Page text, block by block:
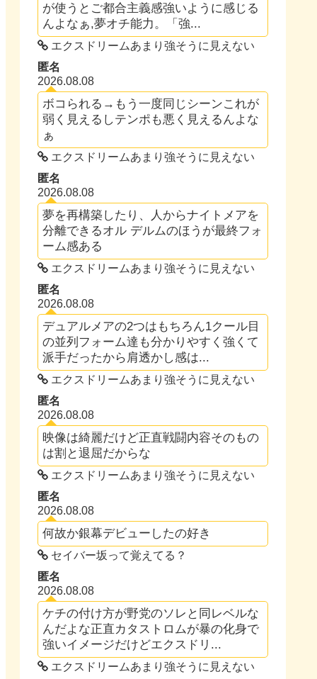
が使うとご都合主義感強いように感じる
んよなぁ,夢オチ能力。「強...
エクスドリームあまり強そうに見えない
匿名
2026.08.08
ボコられる→もう一度同じシーンこれが
弱く見えるしテンポも悪く見えるんよな
ぁ
エクスドリームあまり強そうに見えない
匿名
2026.08.08
夢を再構築したり、人からナイトメアを
分離できるオル デルムのほうが最終フォ
ーム感ある
エクスドリームあまり強そうに見えない
匿名
2026.08.08
デュアルメアの2つはもちろん1クール目
の並列フォーム達も分かりやすく強くて
派手だったから肩透かし感は...
エクスドリームあまり強そうに見えない
匿名
2026.08.08
映像は綺麗だけど正直戦闘内容そのもの
は割と退屈だからな
エクスドリームあまり強そうに見えない
匿名
2026.08.08
何故か銀幕デビューしたの好き
セイバー坂って覚えてる？
匿名
2026.08.08
ケチの付け方が野党のソレと同レベルな
んだよな正直カタストロムが暴の化身で
強いイメージだけどエクスドリ...
エクスドリームあまり強そうに見えない